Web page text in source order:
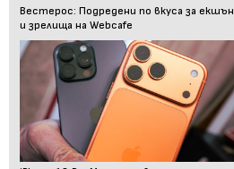
Вестерос: Подредени по вкуса за екшън
и зрелища на Webcafe